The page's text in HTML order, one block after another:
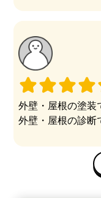
塗装工事での失敗
して一度見てみた
外壁・屋根の塗装
外壁・屋根の診断
とが出来ない破
見積書は細かく